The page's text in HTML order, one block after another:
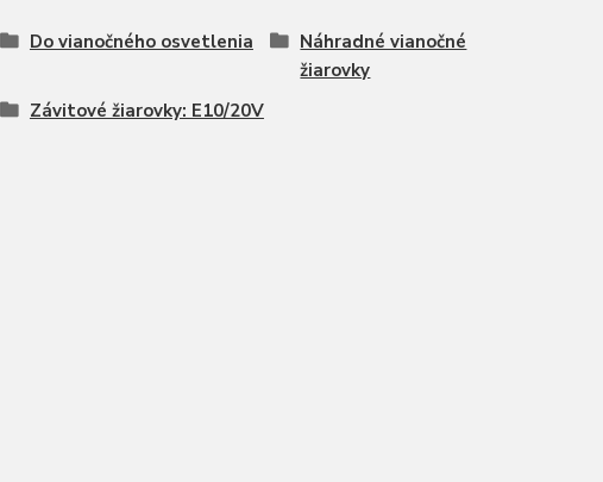
Do vianočného osvetlenia
Náhradné vianočné
žiarovky
Závitové žiarovky: E10/20V